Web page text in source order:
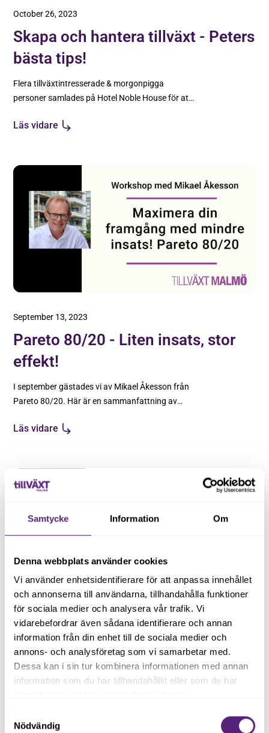
Samtycke Information Om
Denna webbplats använder cookies
Vi använder enhetsidentifierare för att anpassa innehållet
och annonserna till användarna, tillhandahålla funktioner
för sociala medier och analysera vår trafik. Vi
vidarebefordrar även sådana identifierare och annan
information från din enhet till de sociala medier och
annons- och analysföretag som vi samarbetar med.
Dessa kan i sin tur kombinera informationen med annan
information som du har tillhandahållit eller som de har
Nödvändig
October 26, 2023
Skapa och hantera tillväxt - Peters
bästa tips!
Flera tillväxtintresserade & morgonpigga
personer samlades på Hotel Noble House för att
närvara kommer här en sammanfattning!
Läs vidare
September 13, 2023
Pareto 80/20 - Liten insats, stor
effekt!
I september gästades vi av Mikael Åkesson från
Pareto 80/20. Här är en sammanfattning av
Läs vidare
February 24, 2023
Styr smartare - sluta budgetera!
Föreläsning med Per Arvidson